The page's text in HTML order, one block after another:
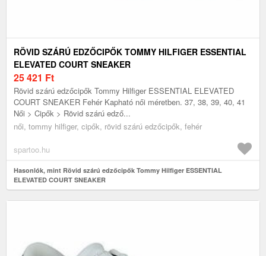
RÖVID SZÁRÚ EDZŐCIPŐK TOMMY HILFIGER ESSENTIAL
ELEVATED COURT SNEAKER
25 421 Ft
Rövid szárú edzőcipők Tommy Hilfiger ESSENTIAL ELEVATED
COURT SNEAKER Fehér Kapható női méretben. 37, 38, 39, 40, 41
Női > Cipők > Rövid szárú edző...
női, tommy hilfiger, cipők, rövid szárú edzőcipők, fehér
spartoo.hu
Hasonlók, mint Rövid szárú edzőcipők Tommy Hilfiger ESSENTIAL
ELEVATED COURT SNEAKER